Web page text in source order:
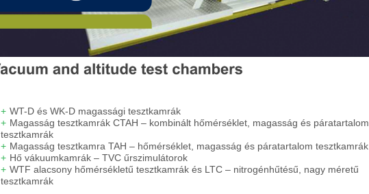
WT-D és WK-D magassági tesztkamrák
Magasság tesztkamrák CTAH – kombinált hőmérséklet, magasság és páratartalom
tesztkamrák
Magasság tesztkamra TAH – hőmérséklet, magasság és páratartalom tesztkamrák
Hő vákuumkamrák – TVC űrszimulátorok
WTF alacsony hőmérsékletű tesztkamrák és LTC – nitrogénhűtésű, nagy méretű
tesztkamrák